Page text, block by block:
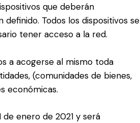
que deberán
Todos los dispositivos se
tener acceso a la red.
a acogerse al mismo toda
(comunidades de bienes,
económicas.
enero de 2021 y será